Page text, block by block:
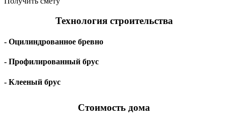
Технология строительства
- Оцилиндрованное бревно
- Профилированный брус
- Клееный брус
Стоимость дома